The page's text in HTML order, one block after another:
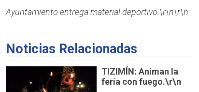
Ayuntamiento entrega material deportivo.\r\n\r\n
Noticias Relacionadas
TIZIMÍN: Animan la
feria con fuego.\r\n